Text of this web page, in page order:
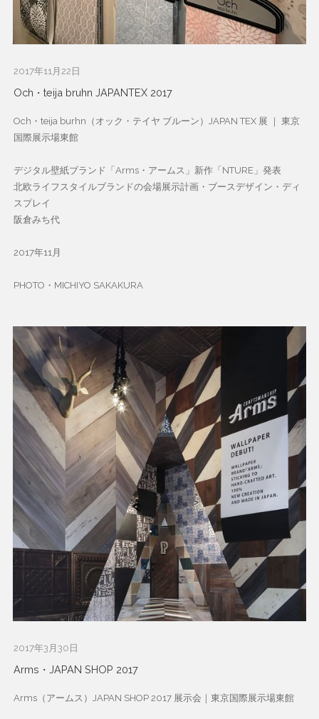
2017年11月22日
Och・teija bruhn JAPANTEX 2017
Och・teija burhn（オック・テイヤ ブルーン）JAPAN TEX 展 ｜ 東京
国際展示場東館
デジタル壁紙ブランド「Arms・アームス」新作「NTURE」発表
北欧ライフスタイルブランドの会場展示計画・ブースデザイン・ディ
スプレイ
阪倉みち代
2017年11月
PHOTO・MICHIYO SAKAKURA
2017年3月30日
Arms・JAPAN SHOP 2017
Arms（アームス）JAPAN SHOP 2017 展示会｜東京国際展示場東館